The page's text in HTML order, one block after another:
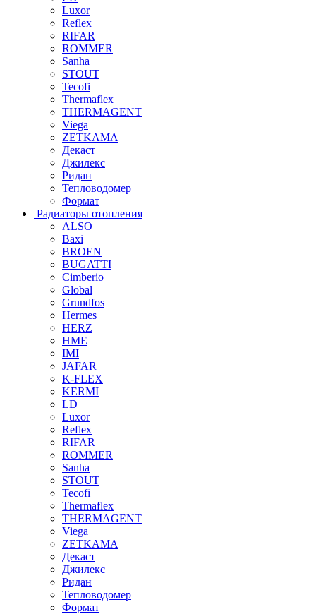
Luxor
Reflex
RIFAR
ROMMER
Sanha
STOUT
Tecofi
Thermaflex
THERMAGENT
Viega
ZETKAMA
Декаст
Джилекс
Ридан
Тепловодомер
Формат
Радиаторы отопления
ALSO
Baxi
BROEN
BUGATTI
Cimberio
Global
Grundfos
Hermes
HERZ
HME
IMI
JAFAR
K-FLEX
KERMI
LD
Luxor
Reflex
RIFAR
ROMMER
Sanha
STOUT
Tecofi
Thermaflex
THERMAGENT
Viega
ZETKAMA
Декаст
Джилекс
Ридан
Тепловодомер
Формат